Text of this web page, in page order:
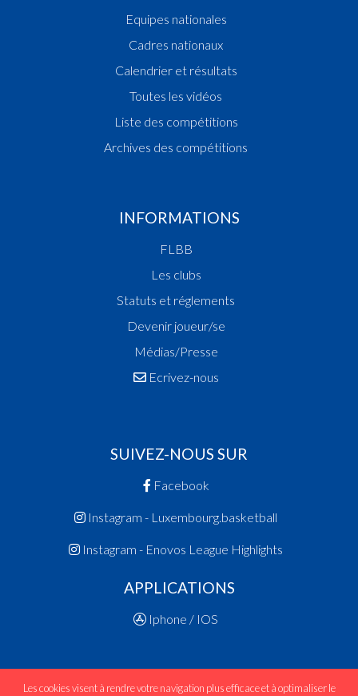
Equipes nationales
Cadres nationaux
Calendrier et résultats
Toutes les vidéos
Liste des compétitions
Archives des compétitions
INFORMATIONS
FLBB
Les clubs
Statuts et réglements
Devenir joueur/se
Médias/Presse
Ecrivez-nous
SUIVEZ-NOUS SUR
Facebook
Instagram - Luxembourg.basketball
Instagram - Enovos League Highlights
APPLICATIONS
Iphone / IOS
Les cookies visent à rendre votre navigation plus efficace et à optimaliser le